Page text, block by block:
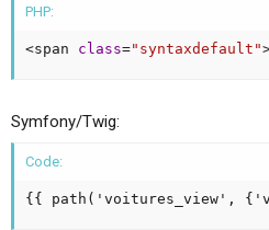
PHP:
<span class="syntaxdefault"
Symfony/Twig:
Code:
{{ path('voitures_view',